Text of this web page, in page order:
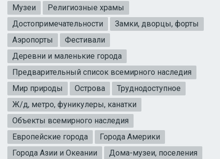
Музеи
Религиозные храмы
Достопримечательности
Замки, дворцы, форты
Аэропорты
Фестивали
Деревни и маленькие города
Предварительный список всемирного наследия
Мир природы
Острова
Труднодоступное
Ж/д, метро, фуникулеры, канатки
Объекты всемирного наследия
Европейские города
Города Америки
Города Азии и Океании
Дома-музеи, поселения